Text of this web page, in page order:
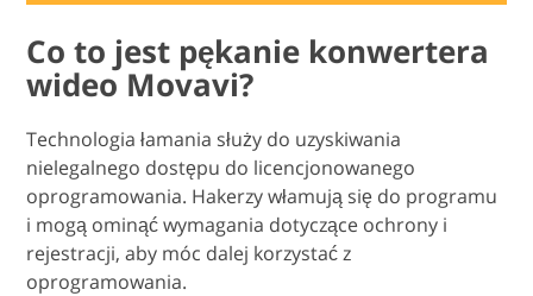
Co to jest pękanie konwertera
wideo Movavi?
Technologia łamania służy do uzyskiwania
nielegalnego dostępu do licencjonowanego
oprogramowania. Hakerzy włamują się do programu
i mogą ominąć wymagania dotyczące ochrony i
rejestracji, aby móc dalej korzystać z
oprogramowania.